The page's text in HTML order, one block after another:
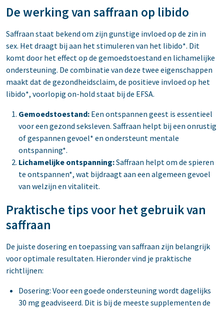
De werking van saffraan op libido
Saffraan staat bekend om zijn gunstige invloed op de zin in
sex. Het draagt bij aan het stimuleren van het libido*. Dit
komt door het effect op de gemoedstoestand en lichamelijke
ondersteuning. De combinatie van deze twee eigenschappen
maakt dat de gezondheidsclaim, de positieve invloed op het
libido*, voorlopig on-hold staat bij de EFSA.
Gemoedstoestand: Een ontspannen geest is essentieel
voor een gezond seksleven. Saffraan helpt bij een onrustig
of gespannen gevoel* en ondersteunt mentale
ontspanning*.
Lichamelijke ontspanning:Saffraan helpt om de spieren
te ontspannen*, wat bijdraagt aan een algemeen gevoel
van welzijn en vitaliteit.
Praktische tips voor het gebruik van
saffraan
De juiste dosering en toepassing van saffraan zijn belangrijk
voor optimale resultaten. Hieronder vind je praktische
richtlijnen:
Dosering: Voor een goede ondersteuning wordt dagelijks
30 mg geadviseerd. Dit is bij de meeste supplementen de